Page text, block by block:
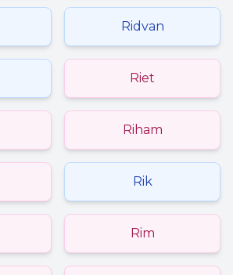
Ridvan
Riet
Riham
Rik
Rim